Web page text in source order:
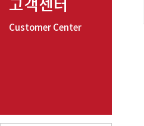
고객센터
Customer Center